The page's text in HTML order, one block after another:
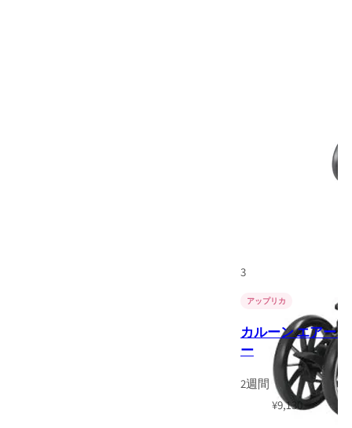
3
アップリカ
カルーン エアー
ー
2週間
¥9,130